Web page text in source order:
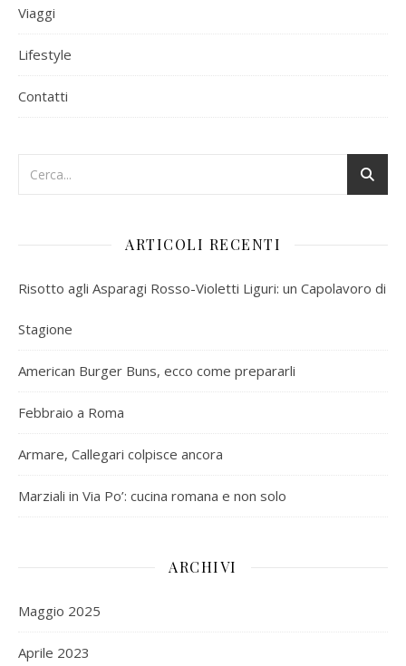
Viaggi
Lifestyle
Contatti
ARTICOLI RECENTI
Risotto agli Asparagi Rosso-Violetti Liguri: un Capolavoro di
Stagione
American Burger Buns, ecco come prepararli
Febbraio a Roma
Armare, Callegari colpisce ancora
Marziali in Via Po’: cucina romana e non solo
ARCHIVI
Maggio 2025
Aprile 2023